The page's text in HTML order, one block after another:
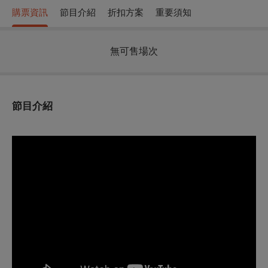
購票資訊 節目介紹 折扣方案 重要須知
無可售場次
節目介紹